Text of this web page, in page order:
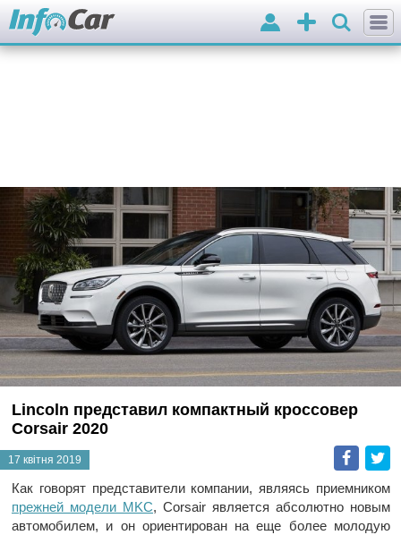
Додати
оголошення
Вхід
Lincoln представил компактный кроссовер
Corsair 2020
17 квітня 2019
Как говорят представители компании, являясь приемником
прежней модели MKC, Corsair является абсолютно новым
автомобилем, и он ориентирован на еще более молодую